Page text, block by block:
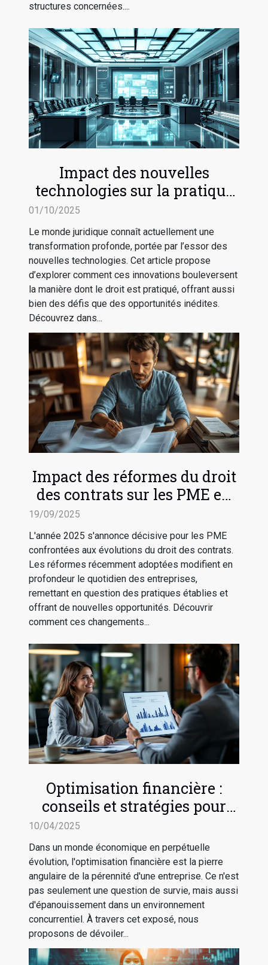
structures concernées....
Impact des nouvelles
technologies sur la pratique
01/10/2025
Le monde juridique connaît actuellement une
transformation profonde, portée par l’essor des
nouvelles technologies. Cet article propose
d’explorer comment ces innovations bouleversent
la manière dont le droit est pratiqué, offrant aussi
bien des défis que des opportunités inédites.
Découvrez dans...
Impact des réformes du droit
des contrats sur les PME en
19/09/2025
L'année 2025 s'annonce décisive pour les PME
confrontées aux évolutions du droit des contrats.
Les réformes récemment adoptées modifient en
profondeur le quotidien des entreprises,
remettant en question des pratiques établies et
offrant de nouvelles opportunités. Découvrir
comment ces changements...
Optimisation financière :
conseils et stratégies pour
sécuriser l'avenir de votre
entreprise
10/04/2025
Dans un monde économique en perpétuelle
évolution, l'optimisation financière est la pierre
angulaire de la pérennité d'une entreprise. Ce n'est
pas seulement une question de survie, mais aussi
d'épanouissement dans un environnement
concurrentiel. À travers cet exposé, nous
proposons de dévoiler...